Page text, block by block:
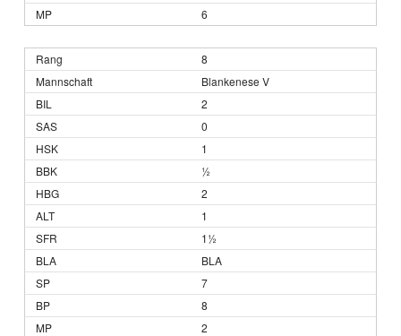
6
8
Blankenese V
2
0
1
½
2
1
1½
BLA
7
8
2